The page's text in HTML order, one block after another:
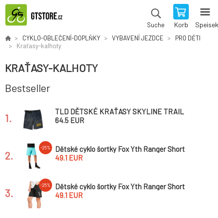
Suche Korb
CYKLO-OBLEČENÍ-DOPLŇKY VYBAVENÍ JEZDCE
PRO DĚTI
Kraťasy-kalhoty
KRAŤASY-KALHOTY
Bestseller
1.
TLD DĚTSKÉ KRAŤASY SKYLINE TRAIL
SHORT WASHED OUT DARK CLOUD
64.5 EUR
2.
-25%
Dětské cyklo šortky Fox Yth Ranger Short
Teal
49.1 EUR
3.
-25%
Dětské cyklo šortky Fox Yth Ranger Short
Black
49.1 EUR